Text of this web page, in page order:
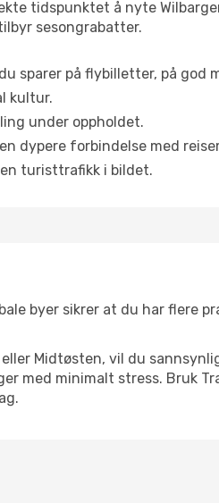
tidspunktet å nyte
sesongrabatter.
sparer på flybilletter, på god
kultur.
under oppholdet.
dypere forbindelse med
turisttrafikk i bildet.
byer sikrer at du har flere
Midtøsten, vil du
med minimalt stress. Bruk